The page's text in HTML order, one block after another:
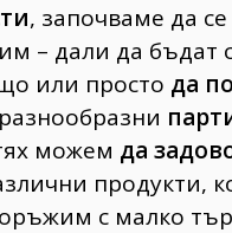
, започваме да
– дали да бъдат
или просто да
можем да
продукти,
с малко